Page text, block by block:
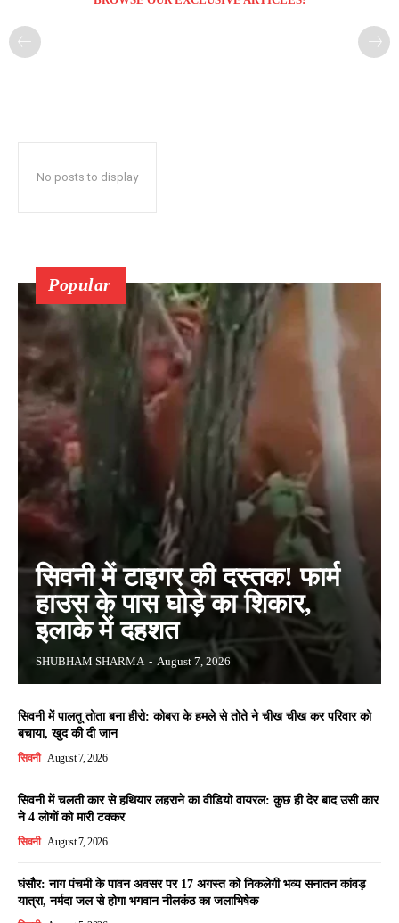
No posts to display
Popular
सिवनी में टाइगर की दस्तक! फार्म
हाउस के पास घोड़े का शिकार,
इलाके में दहशत
SHUBHAM SHARMA - August 7, 2026
सिवनी में पालतू तोता बना हीरो: कोबरा के हमले से तोते ने चीख चीख कर परिवार को
बचाया, खुद की दी जान
सिवनी August 7, 2026
सिवनी में चलती कार से हथियार लहराने का वीडियो वायरल: कुछ ही देर बाद उसी कार
ने 4 लोगों को मारी टक्कर
सिवनी August 7, 2026
घंसौर: नाग पंचमी के पावन अवसर पर 17 अगस्त को निकलेगी भव्य सनातन कांवड़
यात्रा, नर्मदा जल से होगा भगवान नीलकंठ का जलाभिषेक